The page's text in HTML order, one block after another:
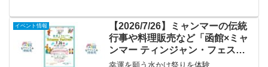
イベント情報
【2026/7/26】ミャンマーの伝統
行事や料理販売など「函館×ミャ
ンマー ティンジャン・フェステ
ィバル2026」
幸運を願う水かけ祭りを体験